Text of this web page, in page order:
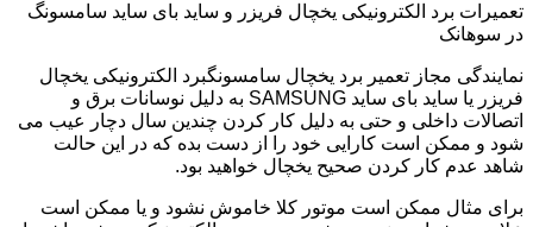
تعمیرات برد الکترونیکی یخچال فریزر و ساید بای ساید سامسونگ
در سوهانک
نمایندگی مجاز تعمیر برد یخچال سامسونگبرد الکترونیکی یخچال
فریزر یا ساید بای ساید SAMSUNG به دلیل نوسانات برق و
اتصالات داخلی و حتی به دلیل کار کردن چندین سال دچار عیب می
شود و ممکن است کارایی خود را از دست بده که در این حالت
شاهد عدم کار کردن صحیح یخچال خواهید بود.
برای مثال ممکن است موتور کلا خاموش نشود و یا ممکن است